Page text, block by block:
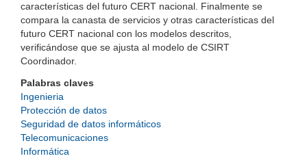
características del futuro CERT nacional. Finalmente se
compara la canasta de servicios y otras características del
futuro CERT nacional con los modelos descritos,
verificándose que se ajusta al modelo de CSIRT
Coordinador.
Palabras claves
Ingenieria
Protección de datos
Seguridad de datos informáticos
Telecomunicaciones
Informática